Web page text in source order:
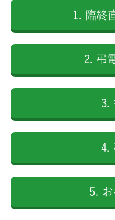
1. 臨終
2. 弔
3.
4.
5.